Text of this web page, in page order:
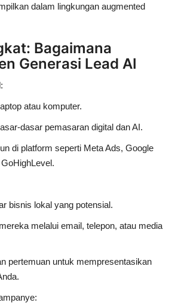
dalam lingkungan augmented
Bagaimana
Generasi Lead AI
:
atau komputer.
dasar pemasaran digital dan AI.
di platform seperti Meta Ads, Google
bisnis lokal yang potensial.
melalui email, telepon, atau media
pertemuan untuk mempresentasikan
: